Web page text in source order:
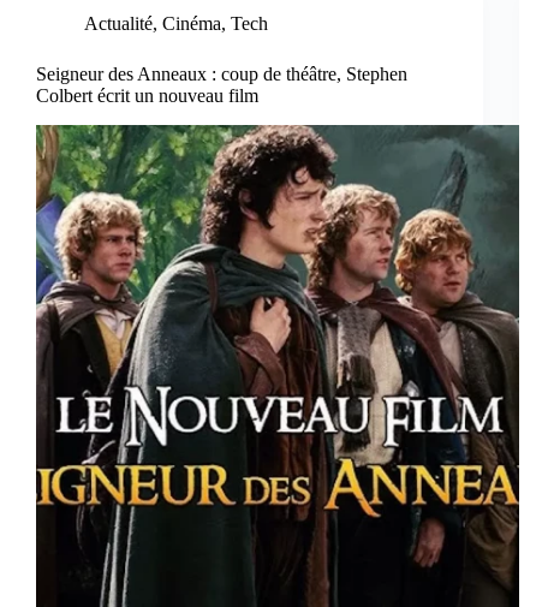
Actualité, Cinéma, Tech
Seigneur des Anneaux : coup de théâtre, Stephen
Colbert écrit un nouveau film